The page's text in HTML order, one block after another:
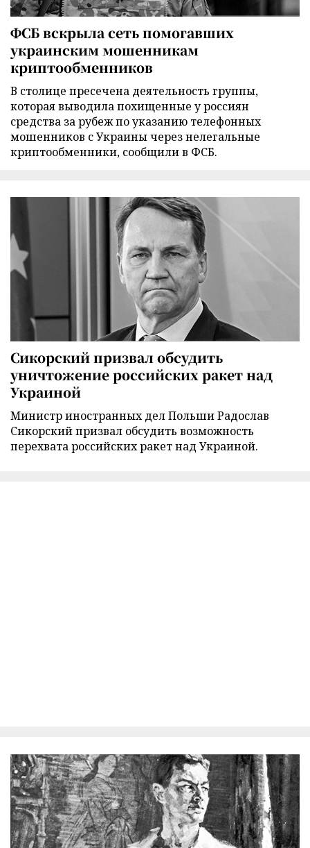
ФСБ вскрыла сеть помогавших
украинским мошенникам
криптообменников
В столице пресечена деятельность группы,
которая выводила похищенные у россиян
средства за рубеж по указанию телефонных
мошенников с Украины через нелегальные
криптообменники, сообщили в ФСБ.
Сикорский призвал обсудить
уничтожение российских ракет над
Украиной
Министр иностранных дел Польши Радослав
Сикорский призвал обсудить возможность
перехвата российских ракет над Украиной.